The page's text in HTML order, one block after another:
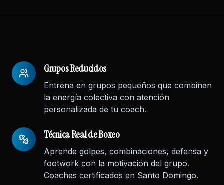
Grupos Reducidos
Entrena en grupos pequeños que combinan
la energía colectiva con atención
personalizada de tu coach.
Técnica Real de Boxeo
Aprende golpes, combinaciones, defensa y
footwork con la motivación del grupo.
Coaches certificados en Santo Domingo.